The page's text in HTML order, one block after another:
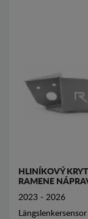
HLINÍKOVÝ
RAMENE
2023 - 2026
Längslenkersensor